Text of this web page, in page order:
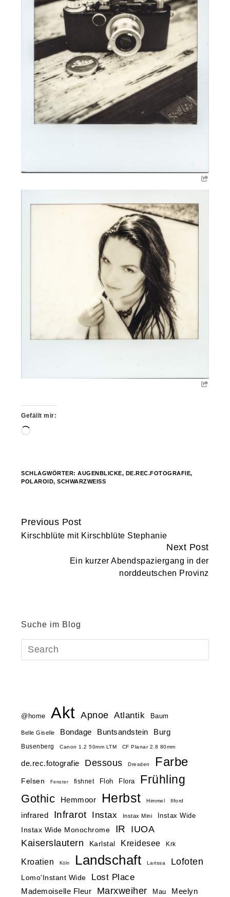
Gefällt mir:
Wird
SCHLAGWÖRTER:AUGENBLICKE, DE.REC.FOTOGRAFIE,
POLAROID,SCHWARZWEISS
Continue
Reading
Previous Post
Kirschblüte mit Kirschblüte Stephanie
Next Post
Ein kurzer Abendspaziergang in der
norddeutschen Provinz
Suche im Blog
@home Akt Apnoe Atlantik Baum
Belle Giselle Bondage Buntsandstein Burg
Busenberg Canon 1.2 50mm LTM CF Planar 2.8 80mm
de.rec.fotografie Dessous Dresden Farbe
Felsen Fenster fishnet Floh Flora Frühling
Gothic Hemmoor Herbst Himmel Ilford
infrared Infrarot Instax Instax Mini
Instax Wide
Instax Wide Monochrome
IR
IUOA
Kaiserslautern
Karlstal Kreidesee Krk
Kroatien Köln Landschaft Larissa Lofoten
Lomo'Instant Wide Lost Place
Mademoiselle Fleur Marxweiher Mau Meelyn